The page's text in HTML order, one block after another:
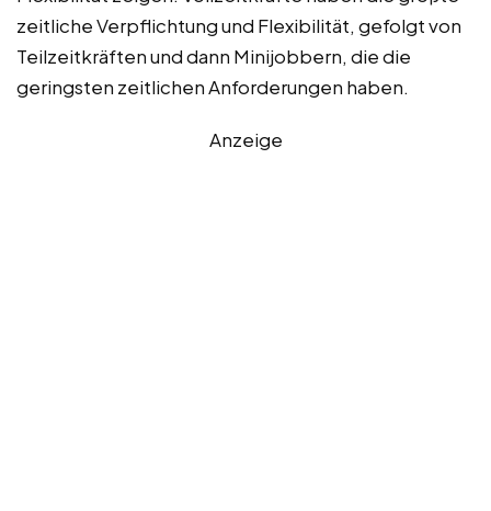
zeitliche Verpflichtung und Flexibilität, gefolgt von
Teilzeitkräften und dann Minijobbern, die die
geringsten zeitlichen Anforderungen haben.
Anzeige